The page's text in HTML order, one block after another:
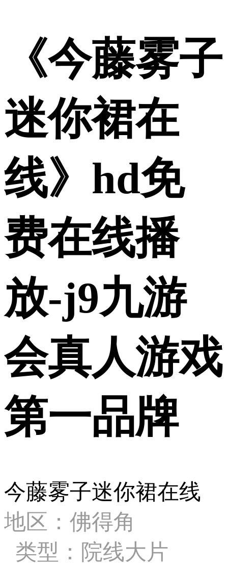
《今藤雾子
迷你裙在
线》hd免
费在线播
放-j9九游
会真人游戏
第一品牌
今藤雾子迷你裙在线
地区：佛得角
类型：院线大片